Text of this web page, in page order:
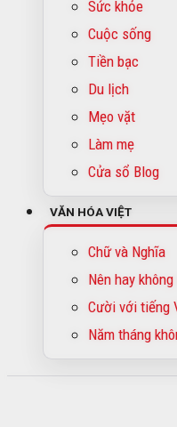
Sức khỏe
Cuộc sống
Tiền bạc
Du lịch
Mẹo vặt
Làm mẹ
Cửa sổ Blog
VĂN HÓA VIỆT
Chữ và Nghĩa
Nên hay
Cười với tiếng
Năm tháng